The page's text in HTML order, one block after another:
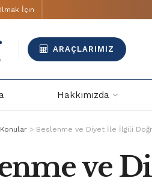
İçin
ARAÇLARIMIZ
Hakkımızda
> Beslenme ve Diyet İle İlgili
ve